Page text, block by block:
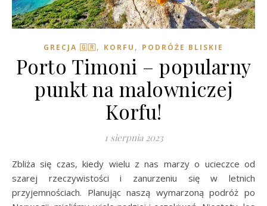
GRECJA 🇬🇷, KORFU , PODRÓŻE BLISKIE
Porto Timoni – popularny
punkt na malowniczej
Korfu!
1 sierpnia 2023
Zbliża się czas, kiedy wielu z nas marzy o ucieczce od
szarej rzeczywistości i zanurzeniu się w letnich
przyjemnościach. Planując naszą wymarzoną podróż po